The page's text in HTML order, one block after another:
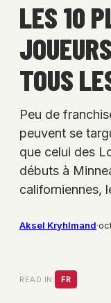
LES 10
TOUS
Peu de
peuvent se
que celui des
débuts à
californiennes,
Aksel Kryhlmand·
READ IN: FR